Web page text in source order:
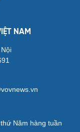
NAM
Năm hàng tuần